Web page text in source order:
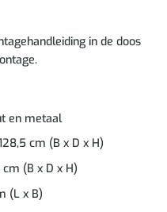
in de doos
en metaal
cm (B x D x H)
(B x D x H)
(L x B)